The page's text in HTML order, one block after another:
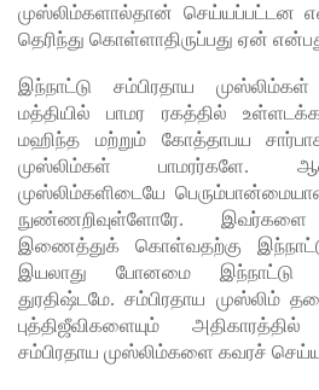
ளில்
சுகாதார
தொண்டர்
களையும்
உள்வாங்க
வும் -
உதுமா
லெப்பை
MP!
முஸ்லிம்களால்தான் செய்யப்பட்டன
தெரிந்து கொள்ளாதிருப்பது ஏன்
இந்நாட்டு சம்பிரதாய
மத்தியில் பாமர ரகத்தில்
மஹிந்த மற்றும் கோத்தாபய
முஸ்லிம்கள் பாமரர்களே.
முஸ்லிம்களிடையே
நுண்ணறிவுள்ளோரே.
இணைத்துக் கொள்வதற்கு
இயலாது போனமை இந்நாட்டு
துரதிஷ்டமே. சம்பிரதாய முஸ்லிம்
புத்திஜீவிகளையும்
சம்பிரதாய முஸ்லிம்களை கவரச்